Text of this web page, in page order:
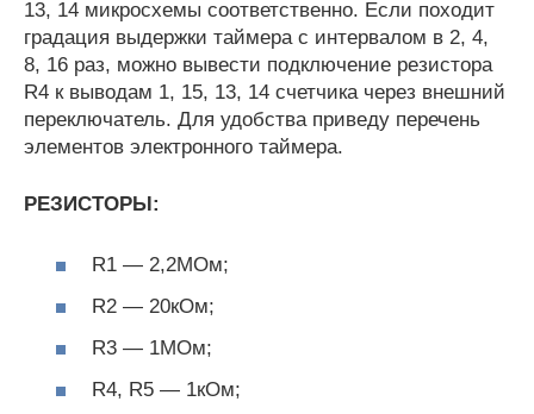
13, 14 микросхемы соответственно. Если походит
градация выдержки таймера с интервалом в 2, 4,
8, 16 раз, можно вывести подключение резистора
R4 к выводам 1, 15, 13, 14 счетчика через внешний
переключатель. Для удобства приведу перечень
элементов электронного таймера.
РЕЗИСТОРЫ:
R1 — 2,2МОм;
R2 — 20кОм;
R3 — 1МОм;
R4, R5 — 1кОм;